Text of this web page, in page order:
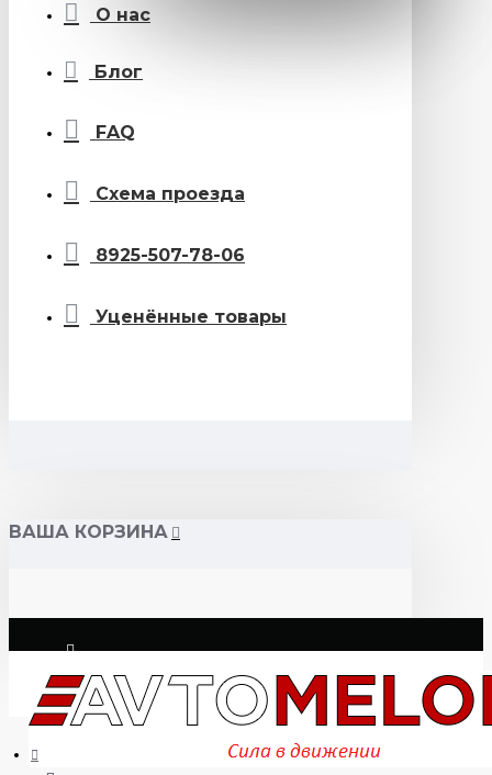
О нас
Блог
FAQ
Схема проезда
8925-507-78-06
Уценённые товары
ВАША КОРЗИНА
Логин
Регистрация